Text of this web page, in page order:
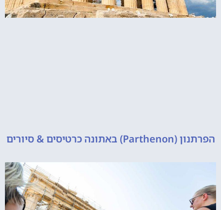
הפרתנון (Parthenon) באתונה כרטיסים & סיורים